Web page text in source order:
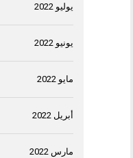
يوليو 2022
يونيو 2022
مايو 2022
أبريل 2022
مارس 2022